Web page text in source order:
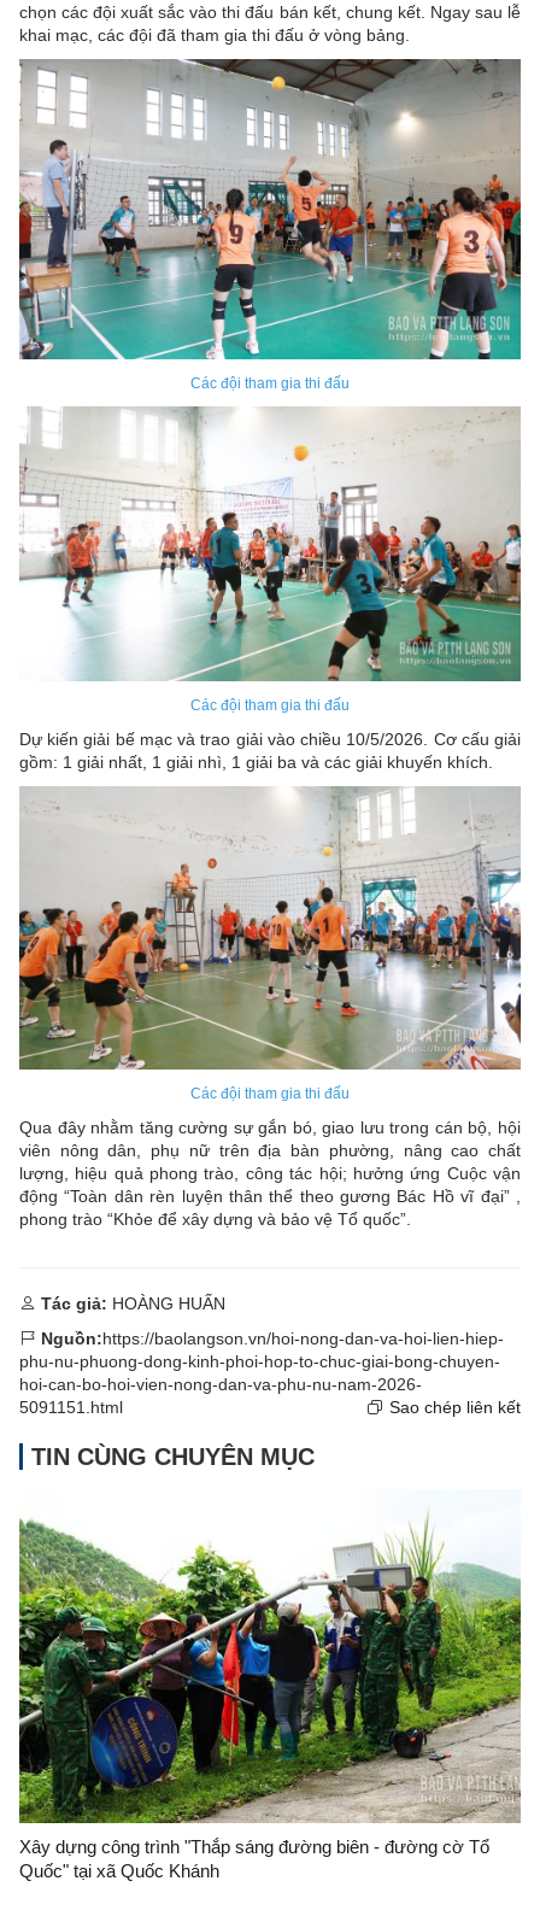
chọn các đội xuất sắc vào thi đấu bán kết, chung kết. Ngay sau lễ
khai mạc, các đội đã tham gia thi đấu ở vòng bảng.
Các đội tham gia thi đấu
Các đội tham gia thi đấu
Dự kiến giải bế mạc và trao giải vào chiều 10/5/2026. Cơ cấu giải
gồm: 1 giải nhất, 1 giải nhì, 1 giải ba và các giải khuyến khích.
Các đội tham gia thi đấu
Qua đây nhằm tăng cường sự gắn bó, giao lưu trong cán bộ, hội
viên nông dân, phụ nữ trên địa bàn phường, nâng cao chất
lượng, hiệu quả phong trào, công tác hội; hưởng ứng Cuộc vận
động “Toàn dân rèn luyện thân thể theo gương Bác Hồ vĩ đại” ,
phong trào “Khỏe để xây dựng và bảo vệ Tổ quốc”.
Tác giả: HOÀNG HUẤN
Nguồn:https://baolangson.vn/hoi-nong-dan-va-hoi-lien-hiep-
phu-nu-phuong-dong-kinh-phoi-hop-to-chuc-giai-bong-chuyen-
hoi-can-bo-hoi-vien-nong-dan-va-phu-nu-nam-2026-
5091151.html
Sao chép liên kết
TIN CÙNG CHUYÊN MỤC
Xây dựng công trình "Thắp sáng đường biên - đường cờ Tổ
Quốc" tại xã Quốc Khánh